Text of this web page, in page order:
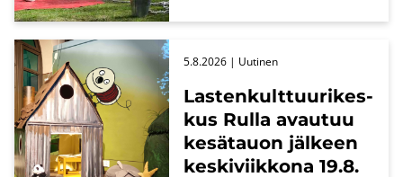
Las­ten­kult­tuu­ri­kes­
kus Rulla avau­tuu
ke­sä­tauon jäl­keen
kes­ki­viik­ko­na 19.8.
5.8.2026 | Uu­ti­nen